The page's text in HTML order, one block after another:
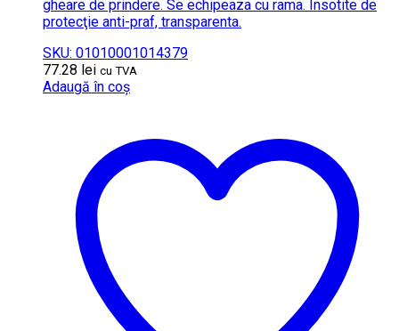
gheare de prindere. Se echipeaza cu rama. Insotite de
protecţie anti-praf, transparenta.
SKU: 01010001014379
77.28 lei cu TVA
Adaugă în coș